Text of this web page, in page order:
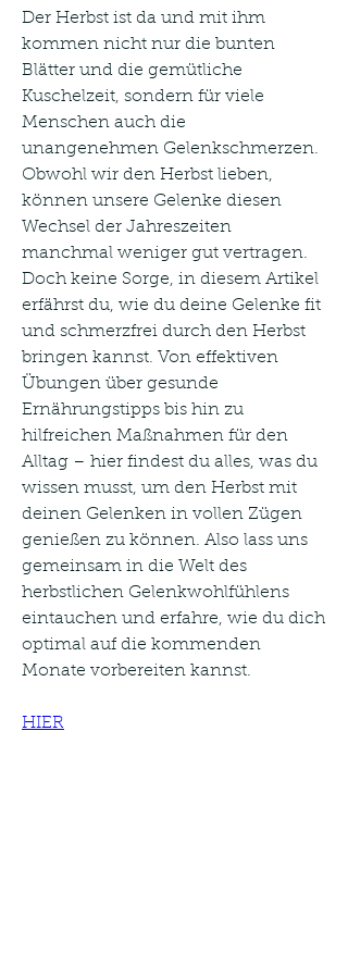
Der Herbst ist da und mit ihm
kommen nicht nur die bunten
Blätter und die gemütliche
Kuschelzeit, sondern für viele
Menschen auch die
unangenehmen Gelenkschmerzen.
Obwohl wir den Herbst lieben,
können unsere Gelenke diesen
Wechsel der Jahreszeiten
manchmal weniger gut vertragen.
Doch keine Sorge, in diesem Artikel
erfährst du, wie du deine Gelenke fit
und schmerzfrei durch den Herbst
bringen kannst. Von effektiven
Übungen über gesunde
Ernährungstipps bis hin zu
hilfreichen Maßnahmen für den
Alltag – hier findest du alles, was du
wissen musst, um den Herbst mit
deinen Gelenken in vollen Zügen
genießen zu können. Also lass uns
gemeinsam in die Welt des
herbstlichen Gelenkwohlfühlens
eintauchen und erfahre, wie du dich
optimal auf die kommenden
Monate vorbereiten kannst.
HIER